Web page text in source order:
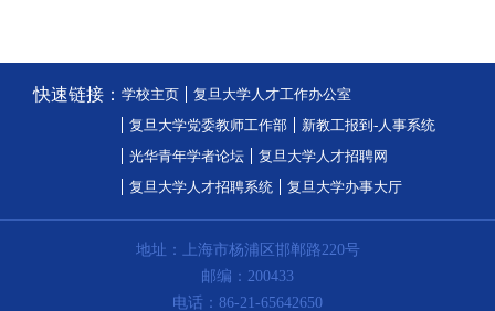
快速链接： 学校主页
复旦大学人才工作办公室
复旦大学党委教师工作部
新教工报到-人事系统
光华青年学者论坛
复旦大学人才招聘网
复旦大学人才招聘系统
复旦大学办事大厅
地址：上海市杨浦区邯郸路220号
邮编：200433
电话：86-21-65642650